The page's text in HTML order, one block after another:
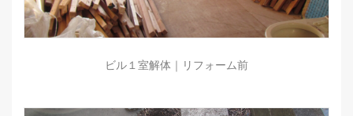
ビル１室解体｜リフォーム前